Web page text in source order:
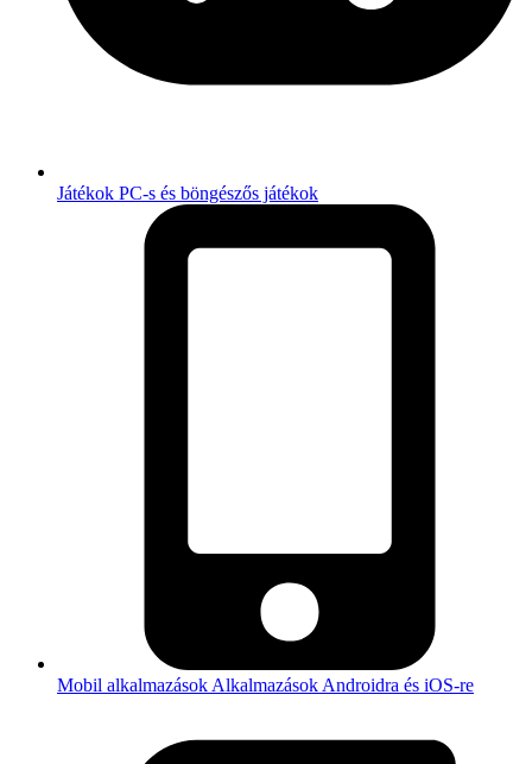
Játékok PC-s és böngészős játékok
Mobil alkalmazások Alkalmazások Androidra és iOS-re